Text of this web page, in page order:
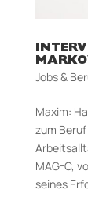
Jobs &
Maxim:
zum
MAG-C,
seines